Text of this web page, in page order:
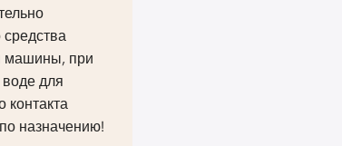
машины, при
воде для
контакта
назначению!